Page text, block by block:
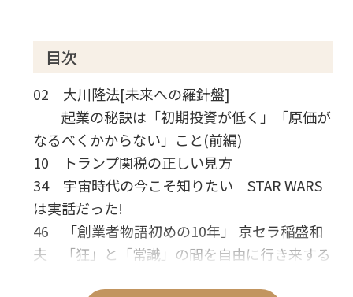
目次
02 大川隆法[未来への羅針盤]
起業の秘訣は「初期投資が低く」「原価が
なるべくかからない」こと(前編)
10 トランプ関税の正しい見方
34 宇宙時代の今こそ知りたい STAR WARS
は実話だった!
46 「創業者物語初めの10年」 京セラ稲盛和
夫 「狂」と「常識」の間を自由に行き来する